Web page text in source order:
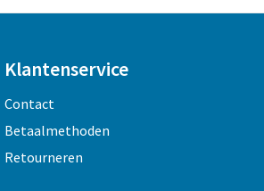
Klantenservice
Contact
Betaalmethoden
Retourneren